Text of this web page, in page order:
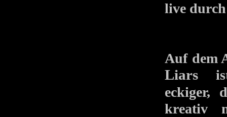
live durch
Auf dem
Liars
eckiger,
kreativ